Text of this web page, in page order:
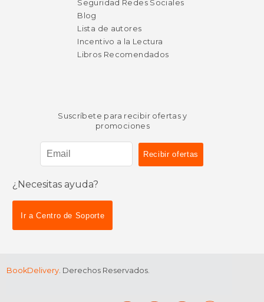
Seguridad Redes Sociales
Blog
Lista de autores
Incentivo a la Lectura
Libros Recomendados
Suscríbete para recibir ofertas y
promociones
¿Necesitas ayuda?
Ir a Centro de Soporte
BookDelivery. Derechos Reservados.